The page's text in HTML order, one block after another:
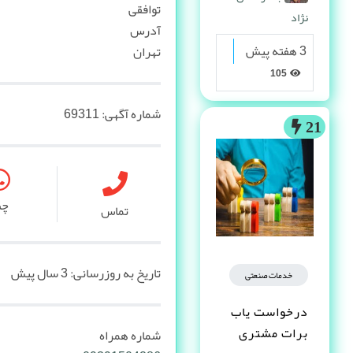
نژاد
3 هفته پیش
21
خدمات صنعتی
درخواست یاب
برات مشتری
توافقی
آدرس
تهران
شماره آگهی:69311
تماس
تاریخ به روزرسانی:3 سال پیش
شماره همراه